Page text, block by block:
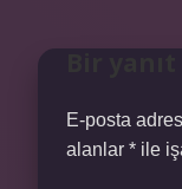
E-posta
alanlar * ile